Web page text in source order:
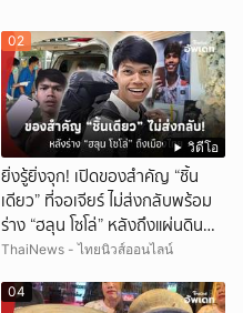
วิดีโอ
02
ยิ่งรู้ยิ่งจุก! เปิดของสำคัญ “ชิ้น
เดียว” ที่จอเจียร์ ไม่ส่งกลับพร้อม
ร่าง “ฮลุน โซโล่” หลังถึงแผ่นดิน
ไทย!
ThaiNews - ไทยนิวส์ออนไลน์
04